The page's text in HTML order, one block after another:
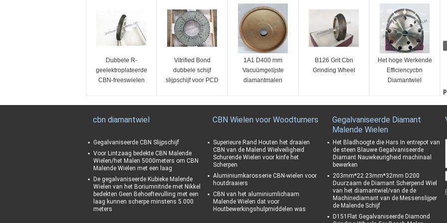
Dubbele R-
geelektroplateerde
CBN-freeswielen
Vitrified Bond
dubbele schijf
slijpschijf voor PCD
1A1 D400 mm
Vacuümgelijste
diamantmalen
B126 Grit Cbn
Grinding Wheel
Het hoge Werkende
Efficiencycbn
Diamantwiel
cbn diamantwiel
Gegalvaniseerde CBN Slijpschijf
Voor Lintzaag bedekte CBN Malende
Wielen/het Malen 5000meters om CBN
Malende Wielen met een laag
De gegalvaniseerde Kubieke Malende
Wielen van het Boriumnitride met Nikkel
bedekten Geen Behoeftevulling met een
laag kunnen scherpe minstens 5.000
meters
CBN Wielen voor Woodturners
Superieure Rand Houten het draaien
CBN van de Malend Wielveiligheid
Schurende Wielen voor kinfe het
Scherpen
Aluminiumkarosserie CBN-wielen voor
houtdraaiers
CBN van het aluminiumlichaam
Malende Wielen dat voor
Houtbewerkingshulpmiddelen was
Gegalvaniseerde Diamant
Malende Wielen
Het Bladhoogte die Hars In entrepot van
de steen Blauwe Gegalvaniseerde
Diamant Nauwkeurigheid machinaal
bewerken
203mm*22.23mm*32mm D200
Duurzaam de Diamant Scherpend Wiel
van het diamantwiel/van de de
Machinediamant van de Messenslijper
de Malende Schijf
D151Flat Gegalvaniseerde Diamond